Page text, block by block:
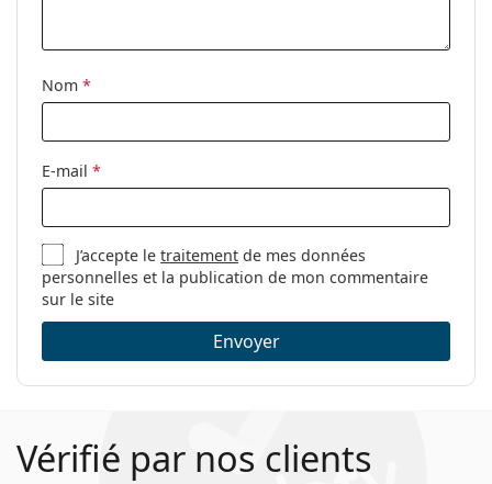
Autres
Sexe:
Marque:
Nom *
E-mail *
J’accepte letraitement de mes données
personnelles et la publication de mon commentaire
sur le site
Envoyer
Vérifié par nos clients